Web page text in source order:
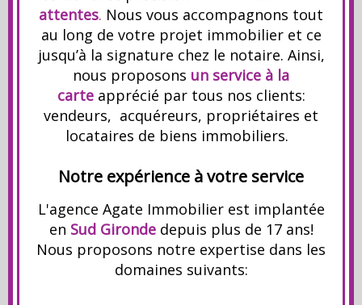
attentes. Nous vous accompagnons tout
au long de votre projet immobilier et ce
jusqu’à la signature chez le notaire. Ainsi,
nous proposons un service à la
carteapprécié par tous nos clients:
vendeurs, acquéreurs, propriétaires et
locataires de biens immobiliers.
Notre expérience à votre service
L'agence Agate Immobilier est implantée
en Sud Girondedepuis plus de 17 ans!
Nous proposons notre expertise dans les
domaines suivants: